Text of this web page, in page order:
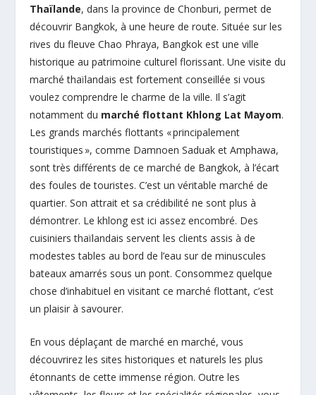
Thaïlande, dans la province de Chonburi, permet de
découvrir Bangkok, à une heure de route. Située sur les
rives du fleuve Chao Phraya, Bangkok est une ville
historique au patrimoine culturel florissant. Une visite du
marché thaïlandais est fortement conseillée si vous
voulez comprendre le charme de la ville. Il s’agit
notamment du marché flottant Khlong Lat Mayom.
Les grands marchés flottants « principalement
touristiques », comme Damnoen Saduak et Amphawa,
sont très différents de ce marché de Bangkok, à l’écart
des foules de touristes. C’est un véritable marché de
quartier. Son attrait et sa crédibilité ne sont plus à
démontrer. Le khlong est ici assez encombré. Des
cuisiniers thaïlandais servent les clients assis à de
modestes tables au bord de l’eau sur de minuscules
bateaux amarrés sous un pont. Consommez quelque
chose d’inhabituel en visitant ce marché flottant, c’est
un plaisir à savourer.
En vous déplaçant de marché en marché, vous
découvrirez les sites historiques et naturels les plus
étonnants de cette immense région. Outre les